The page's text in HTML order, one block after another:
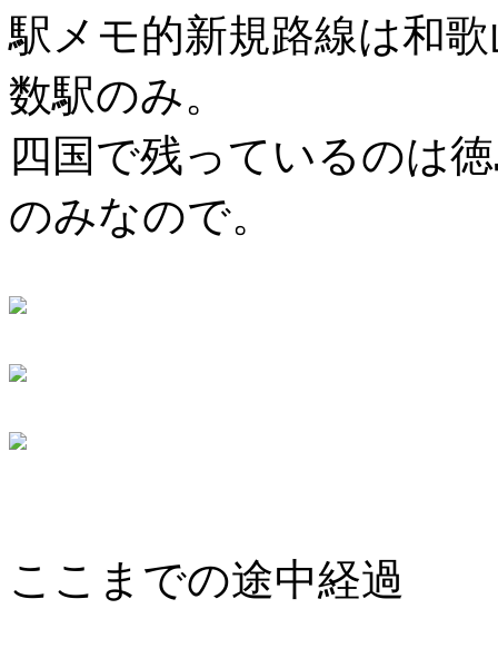
駅メモ的新規路線は和
数駅のみ。
四国で残っているのは
のみなので。
ここまでの途中経過